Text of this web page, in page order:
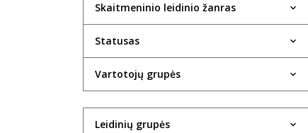
Skaitmeninio leidinio žanras
Statusas
Vartotojų grupės
Leidinių grupės